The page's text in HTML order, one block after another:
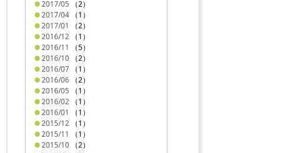
2017/05 （2）
2017/04 （1）
2017/01
（2）
2016/12 （1）
2016/11
（5）
2016/10 （2）
2016/07 （1）
2016/06 （2）
2016/05 （1）
2016/02 （1）
2016/01
（1）
2015/12 （1）
2015/11
（1）
2015/10 （2）